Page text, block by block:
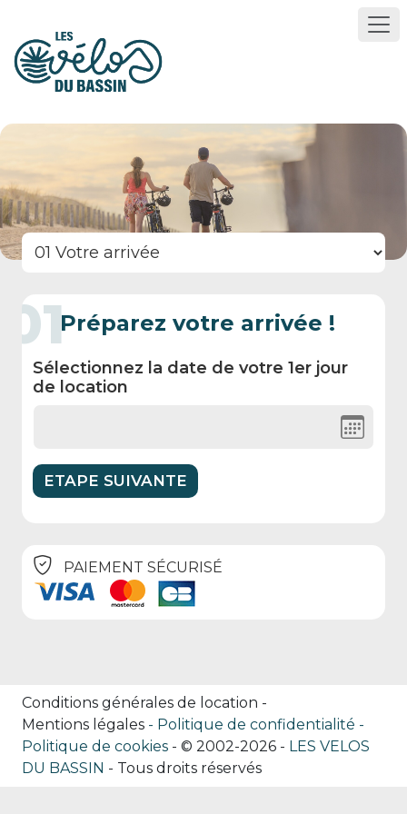
01Préparez votre arrivée !
Sélectionnez la date de votre 1er jour
de location
PAIEMENT SÉCURISÉ
Conditions générales de location -
Mentions légales
Politique de confidentialité
Politique de cookies - © 2002-2026 - LES VELOS
DU BASSIN - Tous droits réservés